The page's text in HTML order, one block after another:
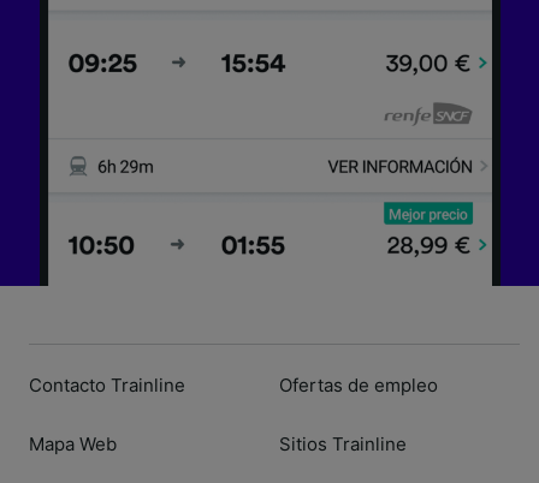
Contacto Trainline
Mapa Web
Ofertas de empleo
Sitios Trainline